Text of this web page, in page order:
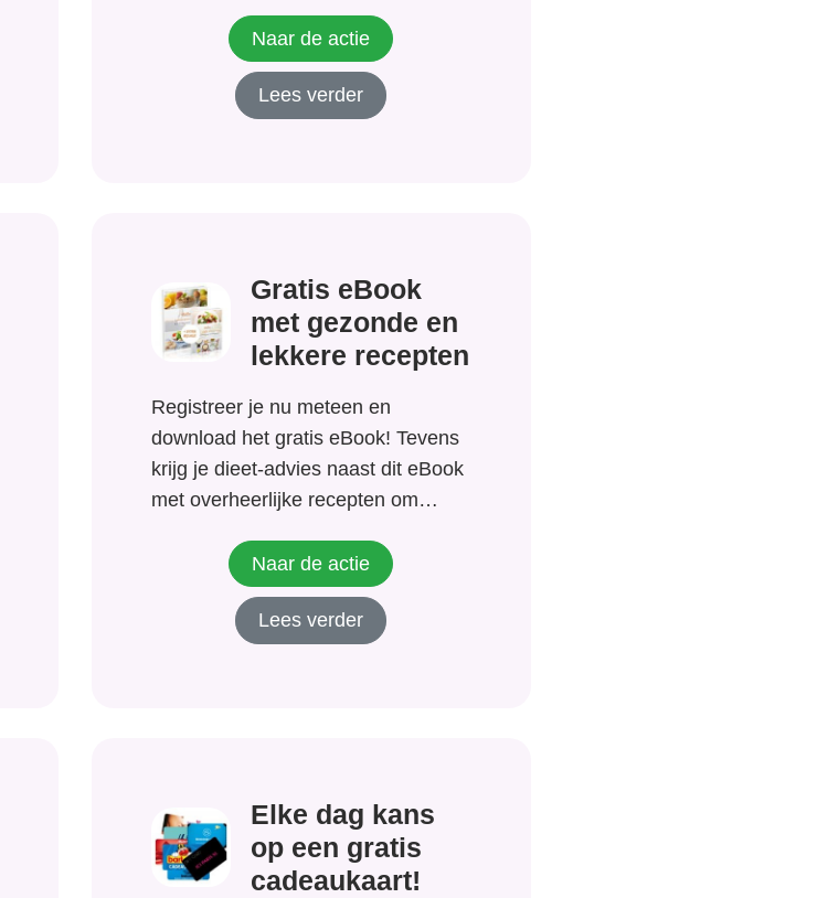
Naar de actie
Lees verder
Gratis eBook
met gezonde en
lekkere recepten
Registreer je nu meteen en
download het gratis eBook! Tevens
krijg je dieet-advies naast dit eBook
met overheerlijke recepten om
gezonden lifestylel.Wat je kunt
verwachten: Dieet-advies met tips
op basis van je eigen eetgedrag
Naar de actie
Lees verder
Elke dag kans
op een gratis
cadeaukaart!